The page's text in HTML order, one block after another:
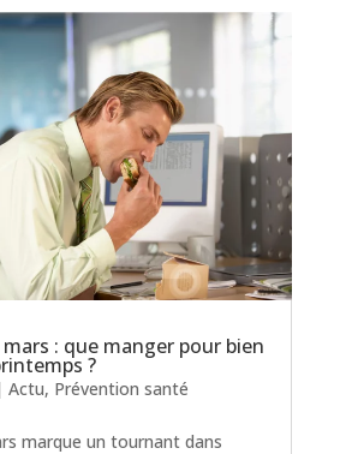
: que manger pour bien
?
Actu, Prévention santé
marque un tournant dans